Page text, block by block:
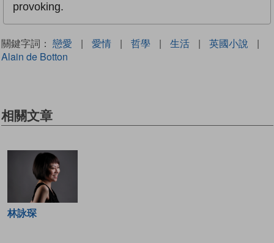
provoking.
關鍵字詞： 戀愛 | 愛情 | 哲學 | 生活 | 英國小說
|
Alain de Botton
相關文章
林詠琛